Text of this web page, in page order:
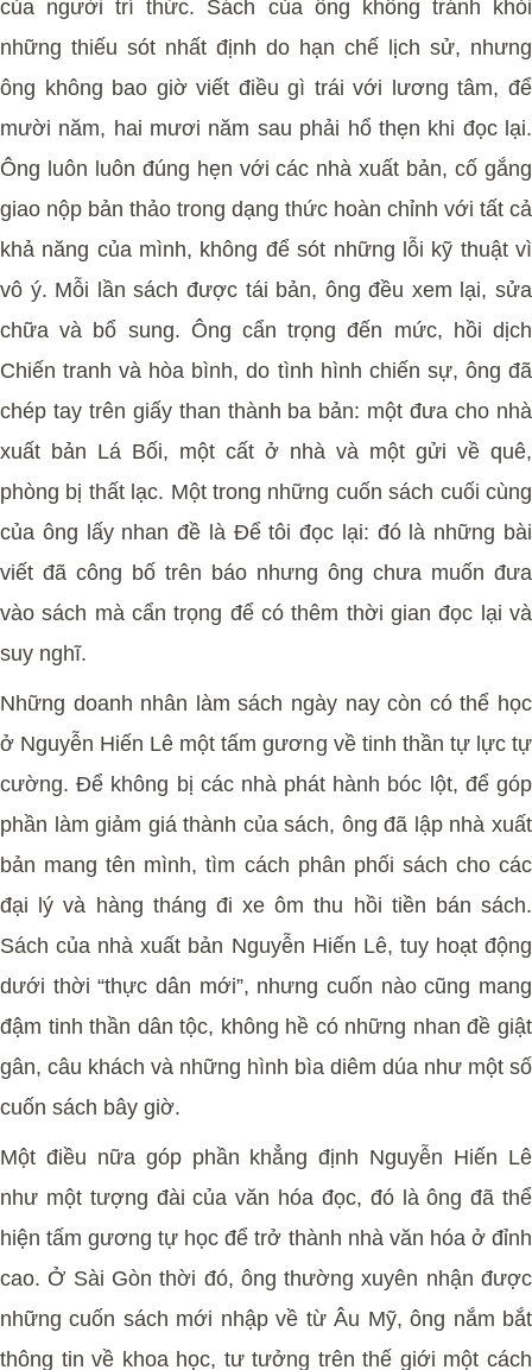
của người trí thức. Sách của ông không tránh khỏi
những thiếu sót nhất định do hạn chế lịch sử, nhưng
ông không bao giờ viết điều gì trái với lương tâm, để
mười năm, hai mươi năm sau phải hổ thẹn khi đọc lại.
Ông luôn luôn đúng hẹn với các nhà xuất bản, cố gắng
giao nộp bản thảo trong dạng thức hoàn chỉnh với tất cả
khả năng của mình, không để sót những lỗi kỹ thuật vì
vô ý. Mỗi lần sách được tái bản, ông đều xem lại, sửa
chữa và bổ sung. Ông cẩn trọng đến mức, hồi dịch
Chiến tranh và hòa bình, do tình hình chiến sự, ông đã
chép tay trên giấy than thành ba bản: một đưa cho nhà
xuất bản Lá Bối, một cất ở nhà và một gửi về quê,
phòng bị thất lạc. Một trong những cuốn sách cuối cùng
của ông lấy nhan đề là Để tôi đọc lại: đó là những bài
viết đã công bố trên báo nhưng ông chưa muốn đưa
vào sách mà cẩn trọng để có thêm thời gian đọc lại và
suy nghĩ.
Những doanh nhân làm sách ngày nay còn có thể học
ở Nguyễn Hiến Lê một tấm gương về tinh thần tự lực tự
cường. Để không bị các nhà phát hành bóc lột, để góp
phần làm giảm giá thành của sách, ông đã lập nhà xuất
bản mang tên mình, tìm cách phân phối sách cho các
đại lý và hàng tháng đi xe ôm thu hồi tiền bán sách.
Sách của nhà xuất bản Nguyễn Hiến Lê, tuy hoạt động
dưới thời “thực dân mới”, nhưng cuốn nào cũng mang
đậm tinh thần dân tộc, không hề có những nhan đề giật
gân, câu khách và những hình bìa diêm dúa như một số
cuốn sách bây giờ.
Một điều nữa góp phần khẳng định Nguyễn Hiến Lê
như một tượng đài của văn hóa đọc, đó là ông đã thể
hiện tấm gương tự học để trở thành nhà văn hóa ở đỉnh
cao. Ở Sài Gòn thời đó, ông thường xuyên nhận được
những cuốn sách mới nhập về từ Âu Mỹ, ông nắm bắt
thông tin về khoa học, tư tưởng trên thế giới một cách